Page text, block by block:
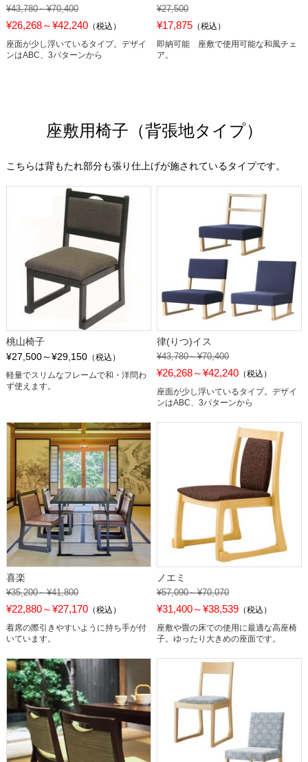
¥43,780～¥70,400
¥26,268～¥42,240（税込）
座面が少し浮いているタイプ。デザイ
ンはABC、3パターンから
¥27,500
¥17,875 （税込）
即納可能 座敷で使用可能な和風チェ
ア。
座敷用椅子（背張地タイプ）
こちらは背もたれ部分も張り仕上げが施されているタイプです。
桃山椅子
¥27,500～¥29,150（税込）
軽量でスリムなフレームで和・洋問わ
ず使えます。
律(りつ)イス
¥43,780～¥70,400
¥26,268～¥42,240 （税込）
座面が少し浮いているタイプ。デザイ
ンはABC、3パターンから
喜楽
¥35,200～¥41,800
¥22,880～¥27,170（税込）
着席の際引きやすいように持ち手が付
いています。
ノエミ
¥57,090～¥70,070
¥31,400～¥38,539 （税込）
座敷や畳の床での使用に最適な高座椅
子。ゆったり大きめの座面です。